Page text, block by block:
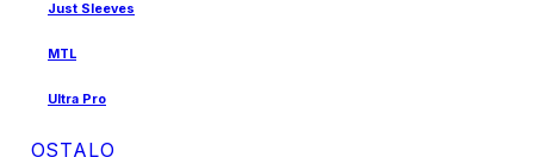
Just Sleeves
MTL
Ultra Pro
OSTALO